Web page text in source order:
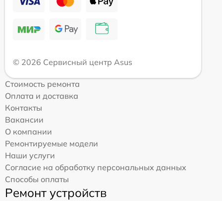
© 2026 Сервисный центр Asus
Стоимость ремонта
Оплата и доставка
Контакты
Вакансии
О компании
Ремонтируемые модели
Наши услуги
Согласие на обработку персональных данных
Способы оплаты
Ремонт устройств